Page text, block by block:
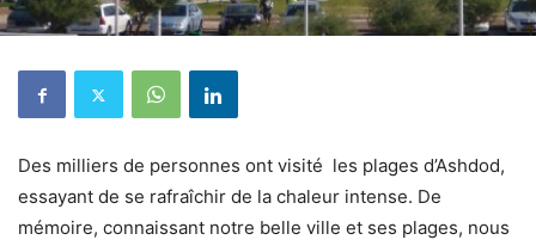
Des milliers de personnes ont visité les plages d’Ashdod,
essayant de se rafraîchir de la chaleur intense. De
mémoire, connaissant notre belle ville et ses plages, nous